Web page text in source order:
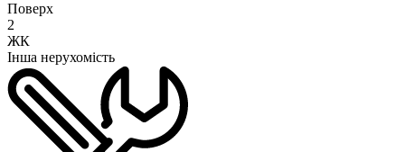
Поверх
2
ЖК
Інша нерухомість